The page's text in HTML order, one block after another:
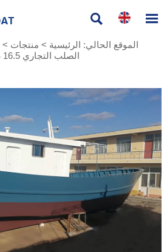
 
الموقع الحالي: الرئيسية > منتجات >
قارب صيد Grandsea الصلب التجاري 16.5 م